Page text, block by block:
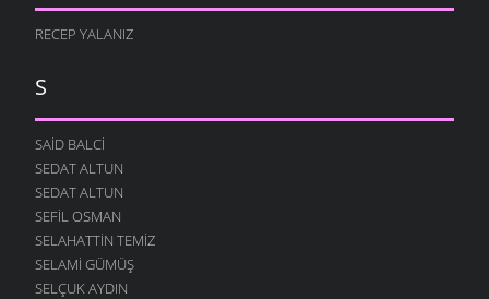
RECEP YALANIZ
S
SAID BALCI
SEDAT ALTUN
SEDAT ALTUN
SEFIL OSMAN
SELAHATTIN TEMIZ
SELAMI GÜMÜŞ
SELÇUK AYDIN